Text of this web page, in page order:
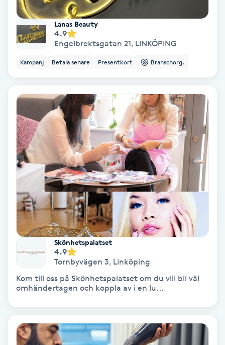
Pensionärklippning
Permanent
Permanent hårborttagning
Permanent ögonbrynsmakeup
Personal shopper
Personlig tränare
Picolaser
Piercing
Pigmentbehandling
Pigmentfläckar
Plastikkirurgi
Powder brows
Lanas Beauty
4.9
Engelbrektsgatan 21, LINKÖPING
Kampanj Betala senare Presentkort Branschorg.
Skönhetspalatset
4.9
Tornbyvägen 3, Linköping
Kom till oss på Skönhetspalatset om du vill bli väl
omhändertagen och koppla av i en lu...